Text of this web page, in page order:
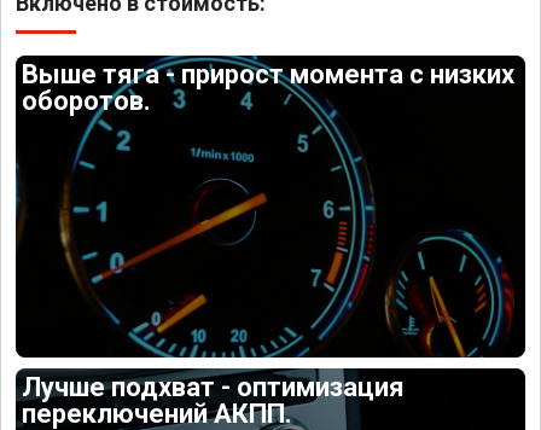
Выше тяга - прирост момента с низких
оборотов.
Лучше подхват - оптимизация
переключений АКПП.